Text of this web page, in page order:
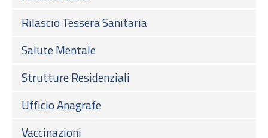
Rilascio Tessera Sanitaria
Salute Mentale
Strutture Residenziali
Ufficio Anagrafe
Vaccinazioni